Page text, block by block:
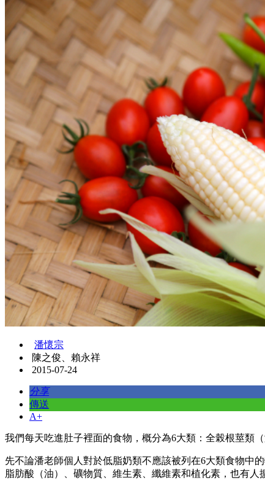
潘懷宗
陳之俊、賴永祥
2015-07-24
分享
傳送
A+
我們每天吃進肚子裡面的食物，概分為6大類：全榖根莖類
先不論潘老師個人對於低脂奶類不應該被列在6大類食物中
脂肪酸（油）、礦物質、維生素、纖維素和植化素，也有